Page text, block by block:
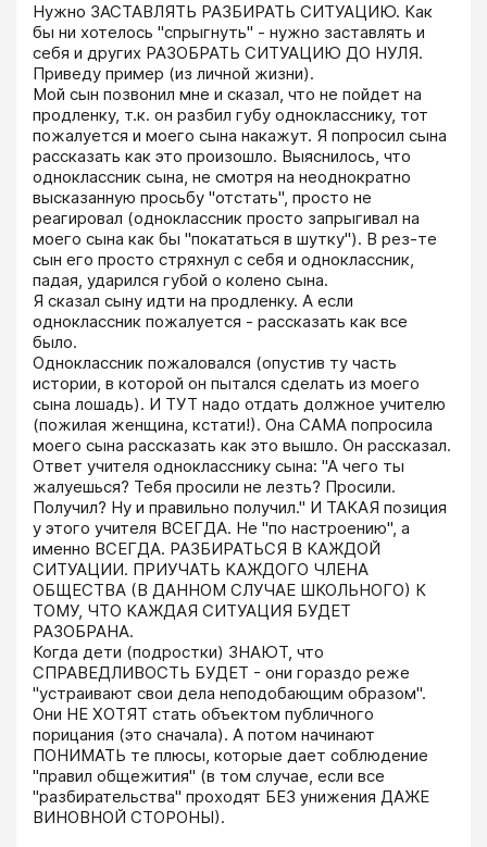
Нужно ЗАСТАВЛЯТЬ РАЗБИРАТЬ СИТУАЦИЮ. Как
бы ни хотелось "спрыгнуть" - нужно заставлять и
себя и других РАЗОБРАТЬ СИТУАЦИЮ ДО НУЛЯ.
Приведу пример (из личной жизни).
Мой сын позвонил мне и сказал, что не пойдет на
продленку, т.к. он разбил губу однокласснику, тот
пожалуется и моего сына накажут. Я попросил сына
рассказать как это произошло. Выяснилось, что
одноклассник сына, не смотря на неоднократно
высказанную просьбу "отстать", просто не
реагировал (одноклассник просто запрыгивал на
моего сына как бы "покататься в шутку"). В рез-те
сын его просто стряхнул с себя и одноклассник,
падая, ударился губой о колено сына.
Я сказал сыну идти на продленку. А если
одноклассник пожалуется - рассказать как все
было.
Одноклассник пожаловался (опустив ту часть
истории, в которой он пытался сделать из моего
сына лошадь). И ТУТ надо отдать должное учителю
(пожилая женщина, кстати!). Она САМА попросила
моего сына рассказать как это вышло. Он рассказал.
Ответ учителя однокласснику сына: "А чего ты
жалуешься? Тебя просили не лезть? Просили.
Получил? Ну и правильно получил." И ТАКАЯ позиция
у этого учителя ВСЕГДА. Не "по настроению", а
именно ВСЕГДА. РАЗБИРАТЬСЯ В КАЖДОЙ
СИТУАЦИИ. ПРИУЧАТЬ КАЖДОГО ЧЛЕНА
ОБЩЕСТВА (В ДАННОМ СЛУЧАЕ ШКОЛЬНОГО) К
ТОМУ, ЧТО КАЖДАЯ СИТУАЦИЯ БУДЕТ
РАЗОБРАНА.
Когда дети (подростки) ЗНАЮТ, что
СПРАВЕДЛИВОСТЬ БУДЕТ - они гораздо реже
"устраивают свои дела неподобающим образом".
Они НЕ ХОТЯТ стать объектом публичного
порицания (это сначала). А потом начинают
ПОНИМАТЬ те плюсы, которые дает соблюдение
"правил общежития" (в том случае, если все
"разбирательства" проходят БЕЗ унижения ДАЖЕ
ВИНОВНОЙ СТОРОНЫ).